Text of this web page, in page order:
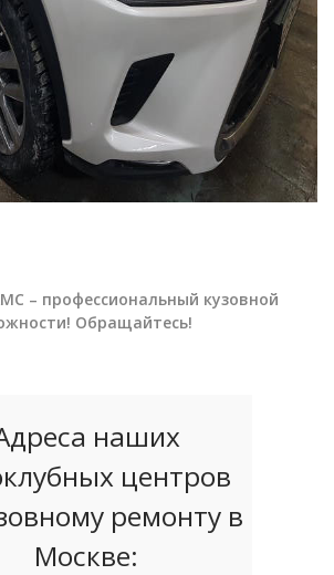
– профессиональный кузовной
Обращайтесь!
наших
центров
ремонту в
Москве: